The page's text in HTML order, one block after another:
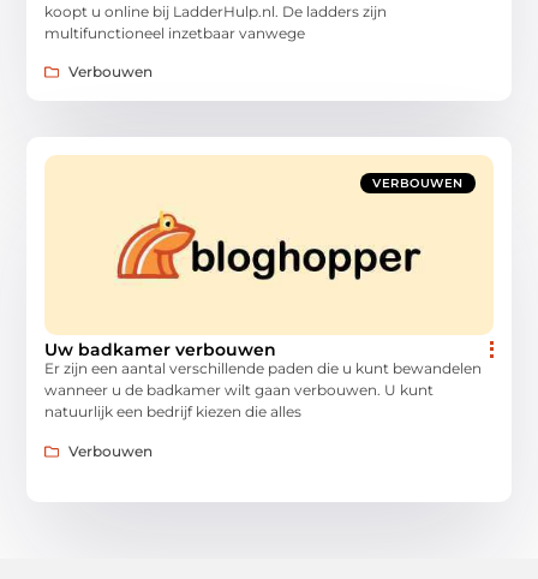
koopt u online bij LadderHulp.nl. De ladders zijn
multifunctioneel inzetbaar vanwege
Verbouwen
VERBOUWEN
Uw badkamer verbouwen
Er zijn een aantal verschillende paden die u kunt bewandelen
wanneer u de badkamer wilt gaan verbouwen. U kunt
natuurlijk een bedrijf kiezen die alles
Verbouwen